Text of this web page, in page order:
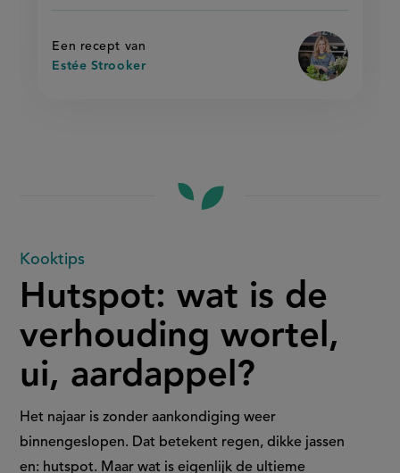
Een recept van
Estée Strooker
Hutspot:
wat
de
verhouding
wortel,
Kooktips
Hutspot: wat is de
verhouding wortel,
ui, aardappel?
Het najaar is zonder aankondiging weer
binnengeslopen. Dat betekent regen, dikke jassen
en: hutspot. Maar wat is eigenlijk de ultieme